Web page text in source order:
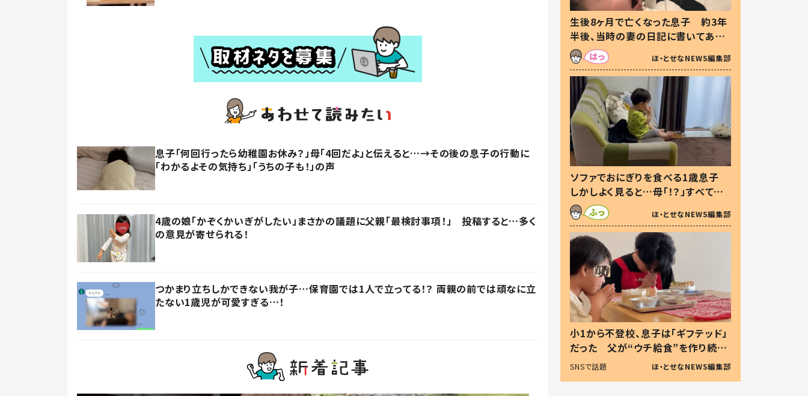
息子「何回行ったら幼稚園お休み？」母「4回だよ」と伝えると…→その後の息子の行動に
「わかるよその気持ち」「うちの子も！」の声
4歳の娘「かぞくかいぎがしたい」まさかの議題に父親「最検討事項！」 投稿すると…多く
の意見が寄せられる！
つかまり立ちしかできない我が子…保育園では1人で立ってる！？ 両親の前では頑なに立
たない1歳児が可愛すぎる…！
生後8ヶ月で亡くなった息子 約3年
半後、当時の妻の日記に書いてあっ
た本音とは
ほ・とせなNEWS編集部
ソファでおにぎりを食べる1歳息子
しかしよく見ると…母「！？」すべてを
察した母の投稿に「可愛いから許
す！」「現行犯〜」
ほ・とせなNEWS編集部
小1から不登校、息子は「ギフテッド」
だった 父が“ウチ給食”を作り続け
る理由とは #令和の親 #令和の子
SNSで話題 ほ・とせなNEWS編集部